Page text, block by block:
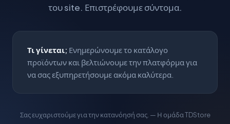
του site. Επιστρέφουμε σύντομα.
Τι γίνεται; Ενημερώνουμε το κατάλογο
προϊόντων και βελτιώνουμε την πλατφόρμα για
να σας εξυπηρετήσουμε ακόμα καλύτερα.
Σας ευχαριστούμε για την κατανόησή σας. — Η ομάδα TDStore